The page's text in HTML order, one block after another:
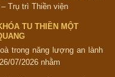
Trụ trì Thiền viện
TU THIỀN MỘT
trong năng lượng an lành
07/2026 nhằm